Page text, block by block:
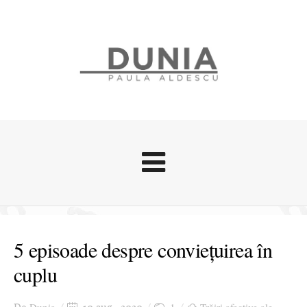
Zice Dunia
Cursuri povestite
5 episoade despre conviețuirea în
cuplu